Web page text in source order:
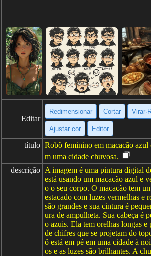
Editar
Redimensionar Cortar
Ajustar cor Editor
título Robô feminino em macacão azul
m uma cidade chuvosa.
descrição A imagem é uma pintura digital
está usando um macacão azul e
o o seu corpo. O macacão tem
estacado com luzes vermelhas e
são grandes e sua cintura é
ura de ampulheta. Sua cabeça é
o azuis. Ela tem orelhas longas e
de chifres que se projetam do
ô está em pé em uma cidade à
os e as luzes são brilhantes. A